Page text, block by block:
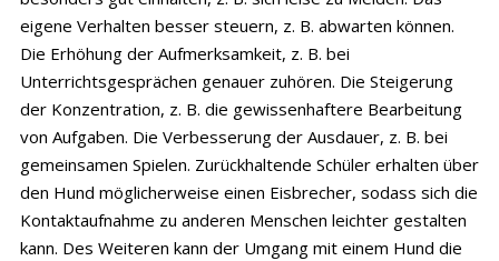
eigene Verhalten besser steuern, z. B. abwarten können.
Die Erhöhung der Aufmerksamkeit, z. B. bei
Unterrichtsgesprächen genauer zuhören. Die Steigerung
der Konzentration, z. B. die gewissenhaftere Bearbeitung
von Aufgaben. Die Verbesserung der Ausdauer, z. B. bei
gemeinsamen Spielen. Zurückhaltende Schüler erhalten über
den Hund möglicherweise einen Eisbrecher, sodass sich die
Kontaktaufnahme zu anderen Menschen leichter gestalten
kann. Des Weiteren kann der Umgang mit einem Hund die